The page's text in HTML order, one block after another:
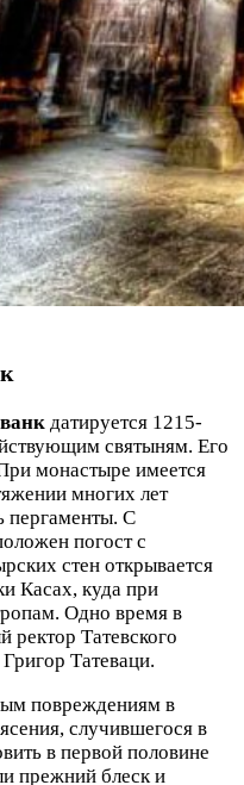
датируется 1215-
святыням. Его
монастыре имеется
многих лет
пергаменты. С
погост с
стен открывается
Касах, куда при
Одно время в
ректор Татевского
Татеваци.
повреждениям в
случившегося в
в первой половине
прежний блеск и